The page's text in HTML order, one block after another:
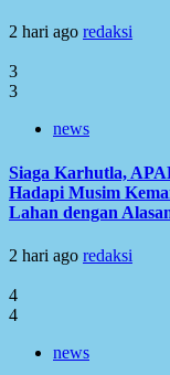
2 hari ago redaksi
3
3
news
Siaga Karhutla,
Hadapi Musim
Lahan dengan
2 hari ago redaksi
4
4
news